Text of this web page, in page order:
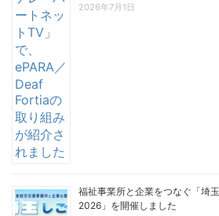
2026年7月1日
福祉事業所と企業をつなぐ「埼
2026」を開催しました